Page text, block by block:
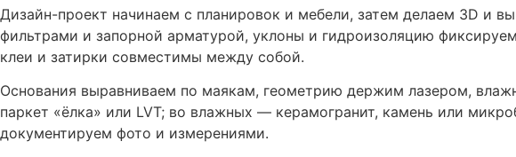
Дизайн-проект начинаем с планировок и мебели, затем делаем 3D и
фильтрами и запорной арматурой, уклоны и гидроизоляцию
клеи и затирки совместимы между собой.
Основания выравниваем по маякам, геометрию держим лазером,
паркет «ёлка» или LVT; во влажных — керамогранит, камень или
документируем фото и измерениями.